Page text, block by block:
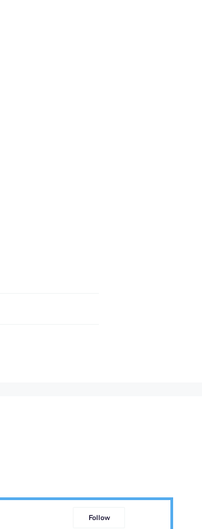
Follow